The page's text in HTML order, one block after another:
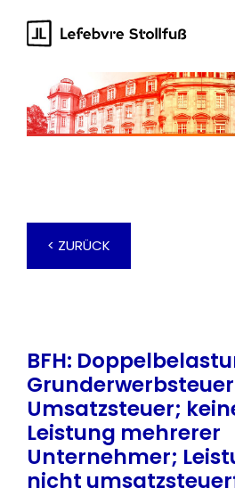
springen
< ZURÜCK
BFH:
Umsatzsteuer;
Leistung mehrerer
Unternehmer;
nicht